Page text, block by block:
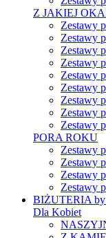
Z JAKIEJ
Zestawy
Zestawy
Zestawy
Zestawy
Zestawy
Zestawy
Zestawy
Zestawy
Zestawy
PORA ROKU
Zestawy
Zestawy
Zestawy
Zestawy
BIŻUTERIA
Dla Kobiet